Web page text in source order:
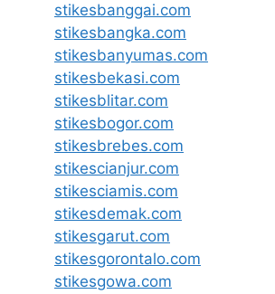
stikesbanggai.com
stikesbangka.com
stikesbanyumas.com
stikesbekasi.com
stikesblitar.com
stikesbogor.com
stikesbrebes.com
stikescianjur.com
stikesciamis.com
stikesdemak.com
stikesgarut.com
stikesgorontalo.com
stikesgowa.com